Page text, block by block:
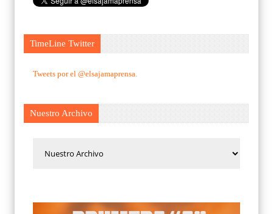
TimeLine Twitter
Tweets por el @elsajamaprensa.
Nuestro Archivo